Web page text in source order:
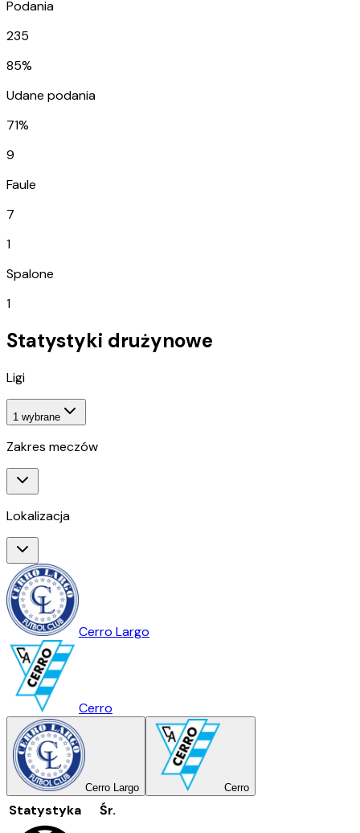
Podania
235
85%
Udane podania
71%
9
Faule
7
1
Spalone
1
Statystyki drużynowe
Ligi
1 wybrane
Zakres meczów
Lokalizacja
Cerro Largo
Cerro
Cerro Largo Cerro
Statystyka Śr.